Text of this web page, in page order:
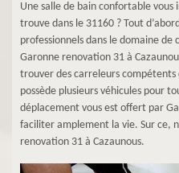
Une salle de bain confortable
trouve dans le 31160 ? Tout
professionnels dans le domaine
Garonne renovation 31 à
trouver des carreleurs compétents
possède plusieurs véhicules pour
déplacement vous est offert par
faciliter amplement la vie. Sur ce,
renovation 31 à Cazaunous.